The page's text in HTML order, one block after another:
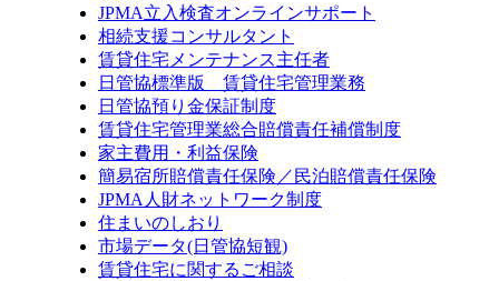
JPMA立入検査オンラインサポート
相続支援コンサルタント
賃貸住宅メンテナンス主任者
日管協標準版 賃貸住宅管理業務
日管協預り金保証制度
賃貸住宅管理業総合賠償責任補償制度
家主費用・利益保険
簡易宿所賠償責任保険／民泊賠償責任保険
JPMA人財ネットワーク制度
住まいのしおり
市場データ(日管協短観)
賃貸住宅に関するご相談